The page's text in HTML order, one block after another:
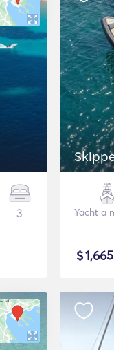
3 Yacht a
$1,665